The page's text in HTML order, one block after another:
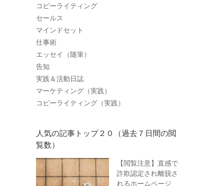
コピーライティング
セールス
マインドセット
仕事術
エッセイ（随筆）
告知
実践＆活動日誌
マーケティング（実践）
コピーライティング（実践）
人気の記事トップ２０（過去７日間の閲
覧数）
【閲覧注意】直感で
詐欺認定され離脱さ
れるホームページ